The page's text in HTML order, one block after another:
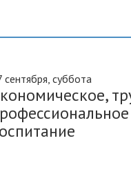
сентября, суббота